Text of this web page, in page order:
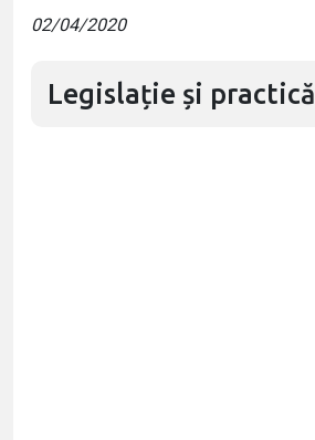
02/04/2020
Legislație și practică